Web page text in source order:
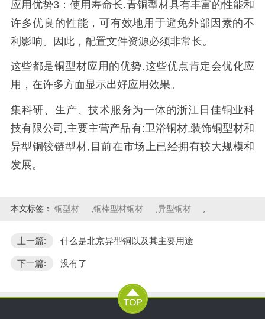
应用优势3：使用寿命长.青铜型材具有丰富的性能和
许多优良的性能，可有效地用于避免外部因素的不
利影响。因此，配置文件资源必须非常长。
这些都是铜型材应用的优势.这些优点肯定会优化应
用，在许多方面显示出好应用效果。
集科研、生产、技术服务为一体的浙江日佳铜业科
技有限公司,主要主营产品有:卫浴铜材,装饰铜型材和
异型铜铰链型材,目前在市场上已经拥有较大规模和
发展。
本文标签： 铜型材 ,铜棒型材铜材 异型铜材
上一篇: 什么是北京异型铜以及其主要用途
下一篇: 没有了